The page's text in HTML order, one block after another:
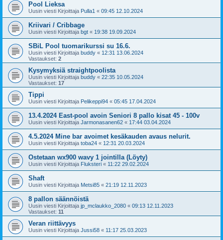
Pool Lieksa
Uusin viesti Kirjoittaja Pulla1 « 09:45 12.10.2024
Kriivari / Cribbage
Uusin viesti Kirjoittaja bgt « 19:38 19.09.2024
SBiL Pool tuomarikurssi su 16.6.
Uusin viesti Kirjoittaja buddy « 12:31 13.06.2024
Vastaukset: 2
Kysymyksiä straightpoolista
Uusin viesti Kirjoittaja buddy « 22:35 10.05.2024
Vastaukset: 17
Tippi
Uusin viesti Kirjoittaja Pelikeppi94 « 05:45 17.04.2024
13.4.2024 East-pool avoin Seniori 8 pallo kisat 45 - 100v
Uusin viesti Kirjoittaja Jarmonasanen62 « 17:44 03.04.2024
4.5.2024 Mine bar avoimet kesäkauden avaus nelurit.
Uusin viesti Kirjoittaja toba24 « 12:31 20.03.2024
Ostetaan wx900 wavy 1 jointilla (Löyty)
Uusin viesti Kirjoittaja Fluksteri « 11:22 29.02.2024
Shaft
Uusin viesti Kirjoittaja Metsi85 « 21:19 12.11.2023
8 pallon säännöistä
Uusin viesti Kirjoittaja jp_mclaukko_2080 « 09:13 12.11.2023
Vastaukset: 11
Veran riittävyys
Uusin viesti Kirjoittaja Jussi58 « 11:17 25.03.2023